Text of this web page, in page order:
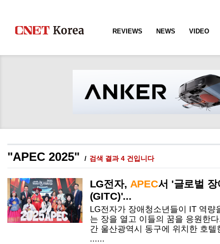
REVIEWS NEWS VIDEO
"APEC 2025" 검색 결과 4 건입니다
LG전자, APEC서 '글로벌
(GITC)'...
LG전자가 장애청소년들이 IT 역량
는 장을 열고 이들의 꿈을 응원한
간 울산광역시 동구에 위치한 호
......